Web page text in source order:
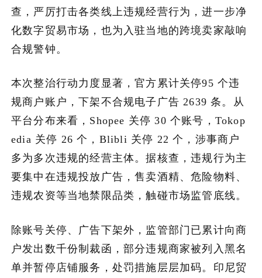
商务合作
加入潮域
查，严厉打击各类线上违规经营行为，进一步净
化数字贸易市场，也为入驻当地的跨境卖家敲响
合规警钟。
本次整治行动力度显著，官方累计关停95 个违
规商户账户，下架不合规电子广告 2639 条。从
平台分布来看，Shopee 关停 30 个账号，Tokop
edia 关停 26 个，Blibli 关停 22 个，涉事商户
多为多次违规的经营主体。据核查，违规行为主
要集中在违规投放广告，售卖酒精、危险物料、
违规农资等当地禁限品类，触碰市场监管底线。
除账号关停、广告下架外，监管部门已累计向商
户发出数千份制裁函，部分违规商家被列入黑名
单并暂停店铺服务，处罚措施层层加码。印尼贸